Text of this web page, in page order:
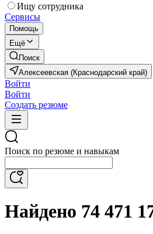
Ищу сотрудника
Сервисы
Помощь
Ещё
Поиск
Алексеевская (Краснодарский край)
Войти
Войти
Создать резюме
Поиск по резюме и навыкам
Найдено 74 471